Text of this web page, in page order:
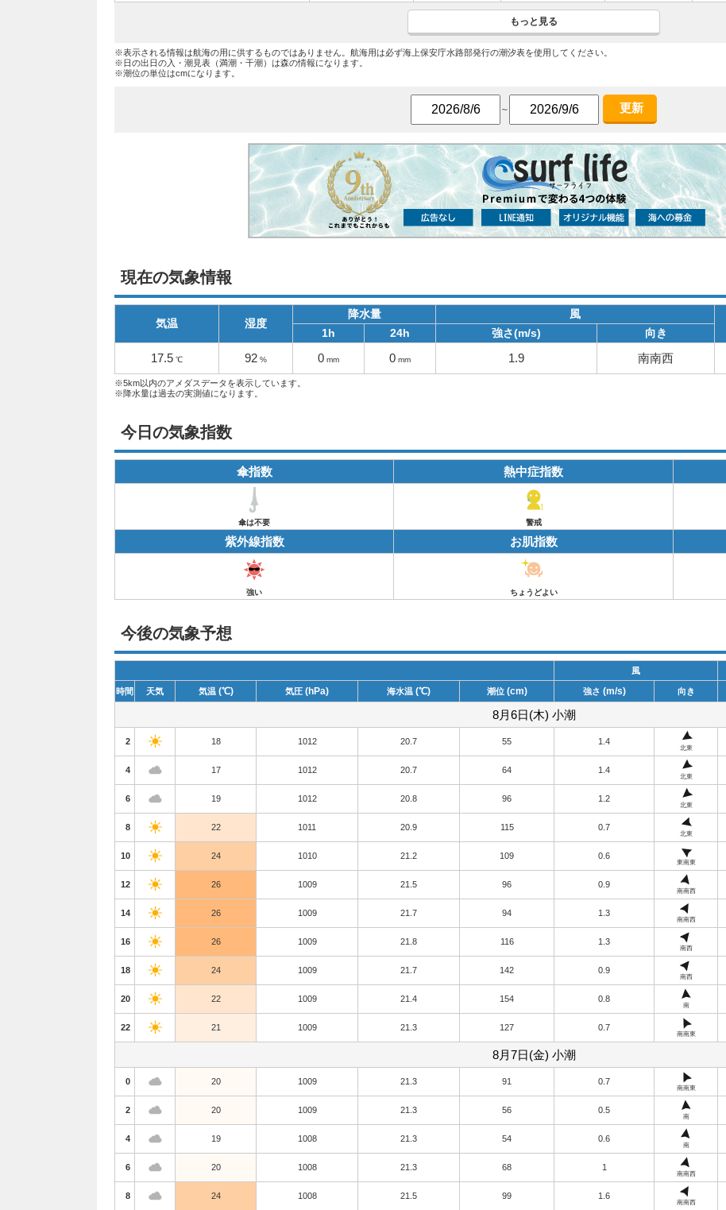
もっと見る
※表示される情報は航海の用に供するものではありません。航海用は必ず海上保安庁水路部発行の潮汐表を使用してください。
※日の出日の入・潮見表（満潮・干潮）は森の情報になります。
※潮位の単位はcmになります。
～ 更新
現在の気象情報
気温 湿度
降水量 風
1h 24h 強さ(m/s) 向き
17.5 ℃ 92 % 0 mm 0 mm 1.9 南南西
※5km以内のアメダスデータを表示しています。
※降水量は過去の実測値になります。
今日の気象指数
傘指数 熱中症指数
傘は不要 警戒
紫外線指数 お肌指数
強い ちょうどよい
今後の気象予想
風
時間 天気 気温 (℃) 気圧 (hPa) 海水温 (℃) 潮位 (cm) 強さ (m/s) 向き
8月6日(木) 小潮
2 18 1012 20.7 55 1.4
北東
4 17 1012 20.7 64 1.4
北東
6 19 1012 20.8 96 1.2
北東
8 22 1011 20.9 115 0.7
北東
10 24 1010 21.2 109 0.6
東南東
12 26 1009 21.5 96 0.9
南南西
14 26 1009 21.7 94 1.3
南南西
16 26 1009 21.8 116 1.3
南西
18 24 1009 21.7 142 0.9
南西
20 22 1009 21.4 154 0.8
南
22 21 1009 21.3 127 0.7
南南東
8月7日(金) 小潮
0 20 1009 21.3 91 0.7
南南東
2 20 1009 21.3 56 0.5
南
4 19 1008 21.3 54 0.6
南
6 20 1008 21.3 68 1
南南西
8 24 1008 21.5 99 1.6
南南西